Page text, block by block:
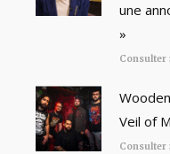
une
»
Consulter
Veil of
Consulter